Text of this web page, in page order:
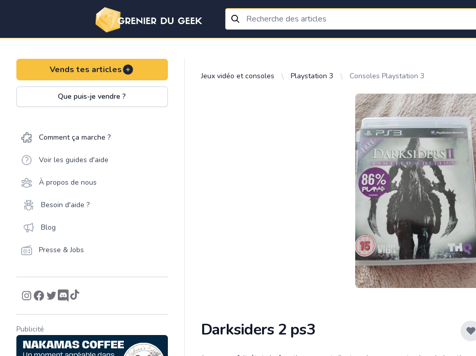
Vends tes articles
Que puis-je vendre ?
Comment ça marche ?
Voir les guides d'aide
À propos de nous
Besoin d'aide ?
Blog
Presse & Jobs
Publicité
Jeux vidéo et consoles Playstation 3 Consoles Playstation 3
Darksiders 2 ps3